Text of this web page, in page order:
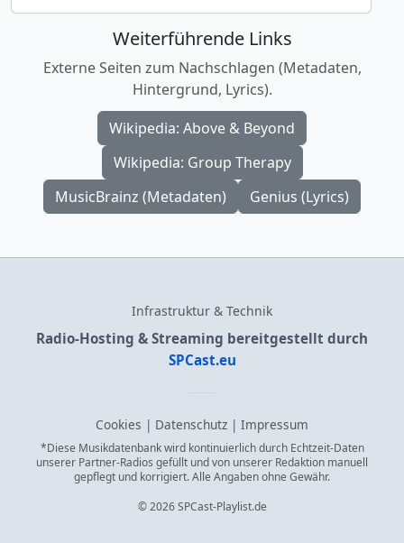
Weiterführende Links
Externe Seiten zum Nachschlagen (Metadaten,
Hintergrund, Lyrics).
Wikipedia: Above & Beyond
Wikipedia: Group Therapy
MusicBrainz (Metadaten)
Genius (Lyrics)
Infrastruktur & Technik
Radio-Hosting & Streaming bereitgestellt durch
SPCast.eu
Cookies | Datenschutz | Impressum
*Diese Musikdatenbank wird kontinuierlich durch Echtzeit-Daten
unserer Partner-Radios gefüllt und von unserer Redaktion manuell
gepflegt und korrigiert. Alle Angaben ohne Gewähr.
© 2026 SPCast-Playlist.de